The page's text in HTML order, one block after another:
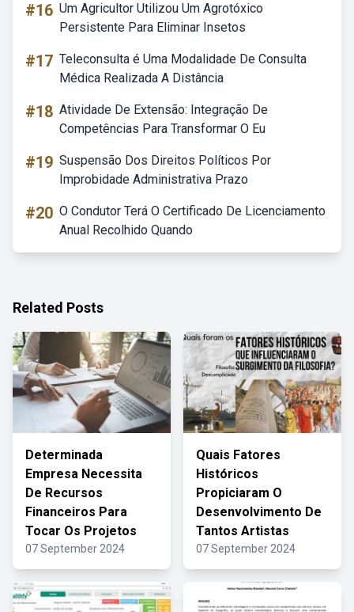
#16 Um Agricultor Utilizou Um Agrotóxico
Persistente Para Eliminar Insetos
#17 Teleconsulta é Uma Modalidade De Consulta
Médica Realizada A Distância
#18 Atividade De Extensão: Integração De
Competências Para Transformar O Eu
#19 Suspensão Dos Direitos Políticos Por
Improbidade Administrativa Prazo
#20 O Condutor Terá O Certificado De Licenciamento
Anual Recolhido Quando
Related Posts
Determinada
Empresa Necessita
De Recursos
Financeiros Para
Tocar Os Projetos
07 September 2024
Quais Fatores
Históricos
Propiciaram O
Desenvolvimento De
Tantos Artistas
07 September 2024